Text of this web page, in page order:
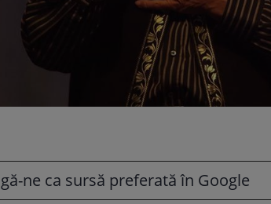
ne ca sursă preferată în Google